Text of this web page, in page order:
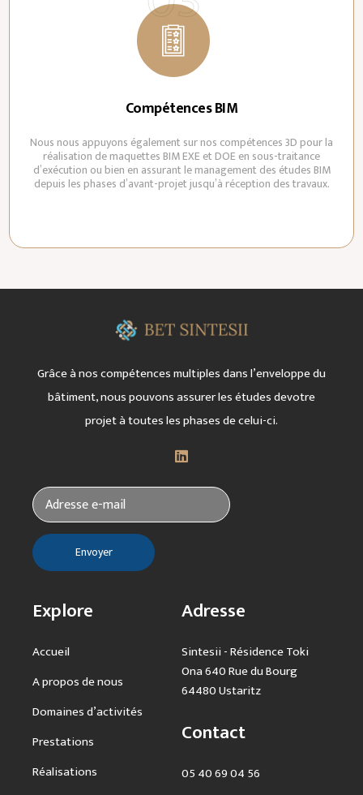
Compétences BIM
Nous nous appuyons également sur nos compétences 3D pour la
réalisation de maquettes BIM EXE et DOE en sous-traitance
d’exécution ou bien en assurant le management des études BIM
depuis les phases d’avant-projet jusqu’à réception des travaux.
Grâce à nos compétences multiples dans l’enveloppedu
bâtiment, nous pouvons assurer les étudesdevotre
projet à toutes les phases de celui-ci.
Explore
Accueil
A propos de nous
Domaines d’activités
Prestations
Réalisations
Adresse
Sintesii - Résidence Toki
Ona 640 Rue du Bourg
64480 Ustaritz
Contact
05 40 69 04 56